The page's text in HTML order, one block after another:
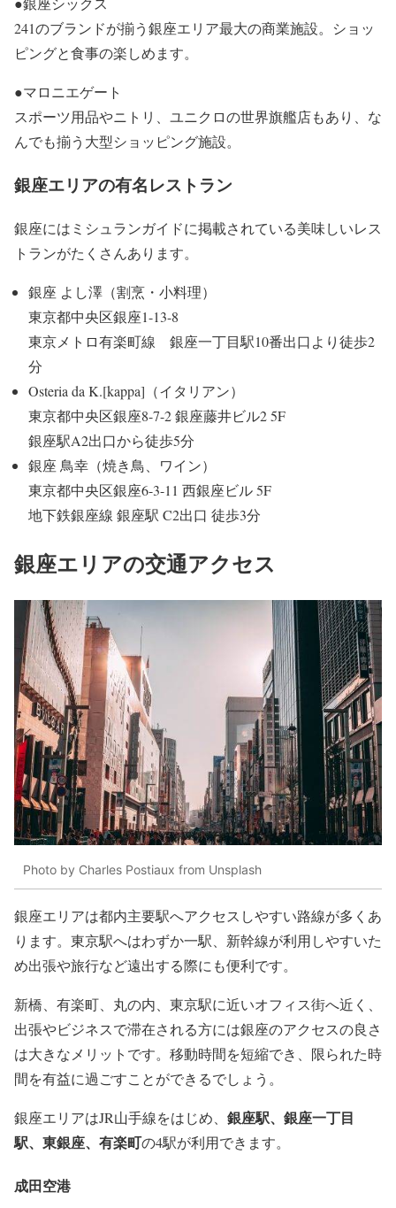
241のブランドが揃う銀座エリア最大の商業施設。ショッ
ピングと食事の楽しめます。
●マロニエゲート
スポーツ用品やニトリ、ユニクロの世界旗艦店もあり、な
んでも揃う大型ショッピング施設。
銀座エリアの有名レストラン
銀座にはミシュランガイドに掲載されている美味しいレス
トランがたくさんあります。
銀座 よし澤（割烹・小料理）
東京都中央区銀座1-13-8
東京メトロ有楽町線 銀座一丁目駅10番出口より徒歩2
分
Osteria da K.[kappa]（イタリアン）
東京都中央区銀座8-7-2 銀座藤井ビル2 5F
銀座駅A2出口から徒歩5分
銀座 鳥幸（焼き鳥、ワイン）
東京都中央区銀座6-3-11 西銀座ビル 5F
地下鉄銀座線 銀座駅 C2出口 徒歩3分
銀座エリアの交通アクセス
Photo by Charles Postiaux from Unsplash
銀座エリアは都内主要駅へアクセスしやすい路線が多くあ
ります。東京駅へはわずか一駅、新幹線が利用しやすいた
め出張や旅行など遠出する際にも便利です。
新橋、有楽町、丸の内、東京駅に近いオフィス街へ近く、
出張やビジネスで滞在される方には銀座のアクセスの良さ
は大きなメリットです。移動時間を短縮でき、限られた時
間を有益に過ごすことができるでしょう。
銀座エリアはJR山手線をはじめ、 銀座駅、銀座一丁目
駅、東銀座、有楽町の4駅が利用できます。
成田空港